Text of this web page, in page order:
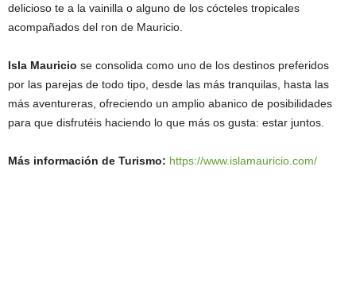
delicioso te a la vainilla o alguno de los cócteles tropicales
acompañados del ron de Mauricio.
Isla Mauricio se consolida como uno de los destinos preferidos
por las parejas de todo tipo, desde las más tranquilas, hasta las
más aventureras, ofreciendo un amplio abanico de posibilidades
para que disfrutéis haciendo lo que más os gusta: estar juntos.
Más información de Turismo: https://www.islamauricio.com/